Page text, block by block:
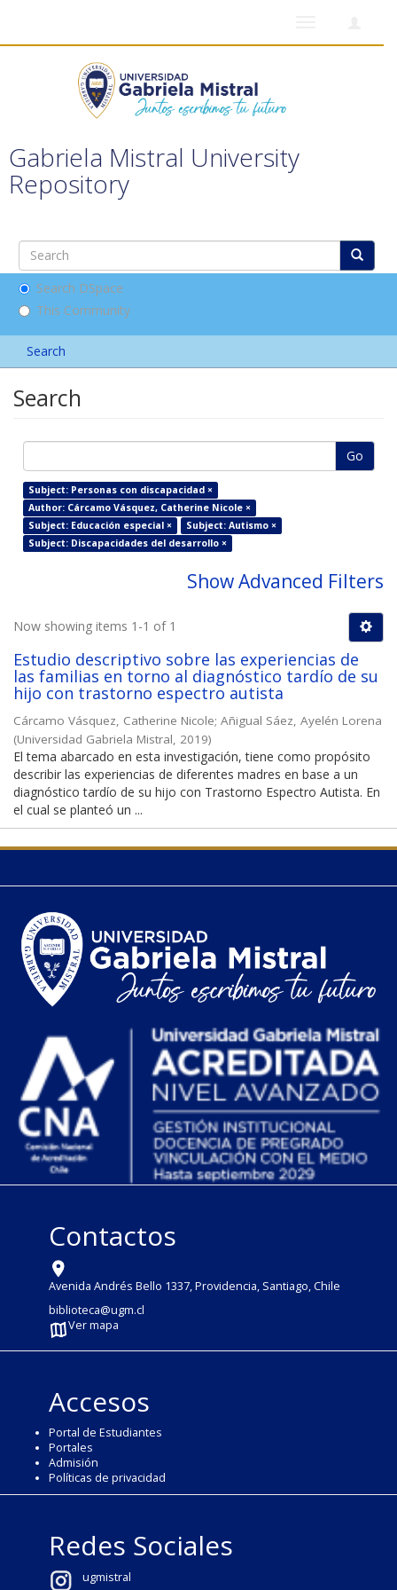
Gabriela Mistral University
Repository
Search DSpace
This Community
Search
Search
Go
Subject: Personas con discapacidad ×
Author: Cárcamo Vásquez, Catherine Nicole ×
Subject: Educación especial ×
Subject: Autismo ×
Subject: Discapacidades del desarrollo ×
Show Advanced Filters
Now showing items 1-1 of 1
Estudio descriptivo sobre las experiencias de
las familias en torno al diagnóstico tardío de su
hijo con trastorno espectro autista
Cárcamo Vásquez, Catherine Nicole; Añigual Sáez, Ayelén Lorena
(Universidad Gabriela Mistral, 2019)
El tema abarcado en esta investigación, tiene como propósito
describir las experiencias de diferentes madres en base a un
diagnóstico tardío de su hijo con Trastorno Espectro Autista. En
el cual se planteó un ...
Contactos
Avenida Andrés Bello 1337, Providencia, Santiago, Chile
biblioteca@ugm.cl
Ver mapa
Accesos
Portal de Estudiantes
Portales
Admisión
Políticas de privacidad
Redes Sociales
ugmistral